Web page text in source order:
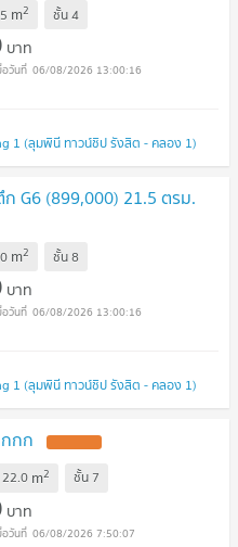
m2 ชั้น4
บาท
06/08/2026 13:00:16
1 (ลุมพินี ทาวน์ชิป รังสิต - คลอง 1)
ก G6 (899,000) 21.5 ตรม.
m2 ชั้น8
บาท
06/08/2026 13:00:16
1 (ลุมพินี ทาวน์ชิป รังสิต - คลอง 1)
กก
22.0 m2 ชั้น 7
บาท
06/08/2026 7:50:07